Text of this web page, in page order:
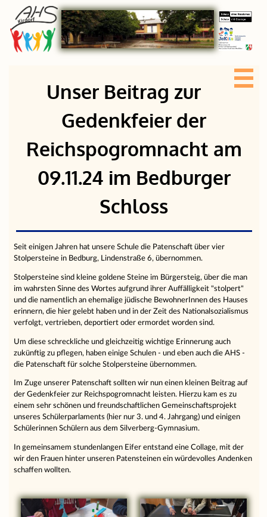
Unser Beitrag zur
Gedenkfeier der
Reichspogromnacht am
09.11.24 im Bedburger
Schloss
Seit einigen Jahren hat unsere Schule die Patenschaft über vier
Stolpersteine in Bedburg, Lindenstraße 6, übernommen.
Stolpersteine sind kleine goldene Steine im Bürgersteig, über die man
im wahrsten Sinne des Wortes aufgrund ihrer Auffälligkeit "stolpert"
und die namentlich an ehemalige jüdische BewohnerInnen des Hauses
erinnern, die hier gelebt haben und in der Zeit des Nationalsozialismus
verfolgt, vertrieben, deportiert oder ermordet worden sind.
Um diese schreckliche und gleichzeitig wichtige Erinnerung auch
zukünftig zu pflegen, haben einige Schulen - und eben auch die AHS -
die Patenschaft für solche Stolpersteine übernommen.
Im Zuge unserer Patenschaft sollten wir nun einen kleinen Beitrag auf
der Gedenkfeier zur Reichspogromnacht leisten. Hierzu kam es zu
einem sehr schönen und freundschaftlichen Gemeinschaftsprojekt
unseres Schülerparlaments (hier nur 3. und 4. Jahrgang) und einigen
Schülerinnen Schülern aus dem Silverberg-Gymnasium.
In gemeinsamem stundenlangen Eifer entstand eine Collage, mit der
wir den Frauen hinter unseren Patensteinen ein würdevolles Andenken
schaffen wollten.